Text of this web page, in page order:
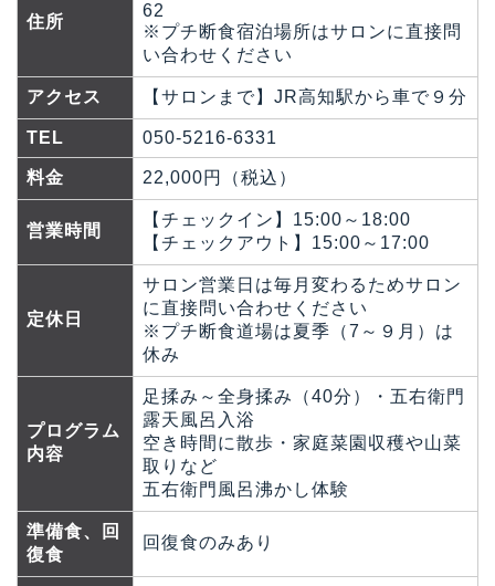
住所
62
※プチ断食宿泊場所はサロンに直接問
い合わせください
アクセス 【サロンまで】JR高知駅から車で９分
TEL 050-5216-6331
料金 22,000円（税込）
営業時間
【チェックイン】15:00～18:00
【チェックアウト】15:00～17:00
定休日
サロン営業日は毎月変わるためサロン
に直接問い合わせください
※プチ断食道場は夏季（7～９月）は
休み
プログラム
内容
足揉み～全身揉み（40分）・五右衛門
露天風呂入浴
空き時間に散歩・家庭菜園収穫や山菜
取りなど
五右衛門風呂沸かし体験
準備食、回
復食
回復食のみあり